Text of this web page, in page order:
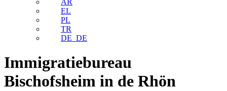
AR
EL
PL
TR
DE_DE
Immigratiebureau
Bischofsheim in de Rhön